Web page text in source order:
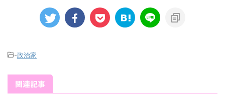
-政治家
関連記事